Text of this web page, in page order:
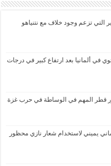
التي تزعم وجود خلاف مع نتنياهو
في ألمانيا بعد ارتفاع كبير في درجات
قطر المهم في الوساطة في حرب غزة
يميني لاستخدام شعار نازي محظور